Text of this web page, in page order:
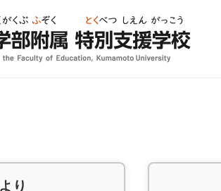
り